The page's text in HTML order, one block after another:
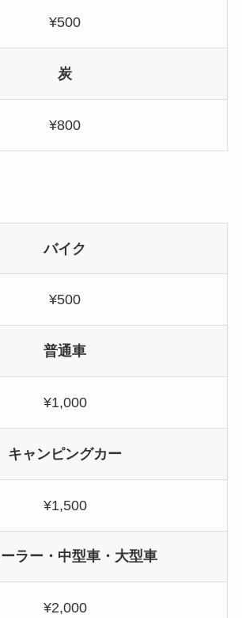
¥500
炭
¥800
バイク
¥500
普通車
¥1,000
キャンピングカー
¥1,500
ーラー・中型車・大型車
¥2,000